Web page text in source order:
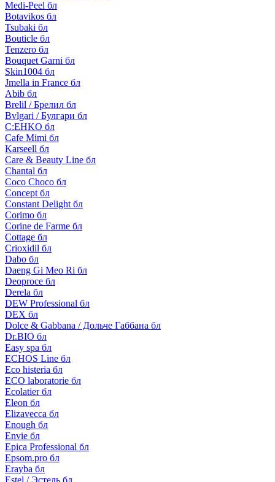
Medi-Peel бл
Botavikos бл
Tsubaki бл
Bouticle бл
Tenzero бл
Bouquet Garni бл
Skin1004 бл
Jmella in France бл
Abib бл
Brelil / Брелил бл
Bvlgari / Булгари бл
C:EHKO бл
Cafe Mimi бл
Karseell бл
Care & Beauty Line бл
Chantal бл
Coco Choco бл
Concept бл
Constant Delight бл
Corimo бл
Corine de Farme бл
Cottage бл
Crioxidil бл
Dabo бл
Daeng Gi Meo Ri бл
Deoproce бл
Derela бл
DEW Professional бл
DEX бл
Dolce & Gabbana / Дольче Габбана бл
Dr.BIO бл
Easy spa бл
ECHOS Line бл
Eco histeria бл
ECO laboratorie бл
Ecolatier бл
Eleon бл
Elizavecca бл
Enough бл
Envie бл
Epica Professional бл
Epsom.pro бл
Erayba бл